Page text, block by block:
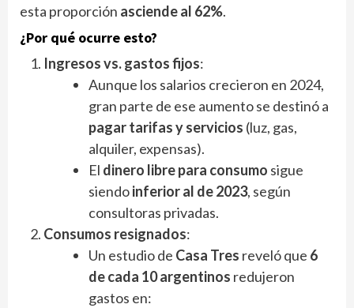
esta proporción asciende al 62%.
¿Por qué ocurre esto?
Ingresos vs. gastos fijos:
Aunque los salarios crecieron en 2024,
gran parte de ese aumento se destinó a
pagar tarifas y servicios (luz, gas,
alquiler, expensas).
El dinero libre para consumo sigue
siendoinferior al de 2023, según
consultoras privadas.
Consumos resignados:
Un estudio de Casa Tres reveló que 6
de cada 10 argentinos redujeron
gastos en: